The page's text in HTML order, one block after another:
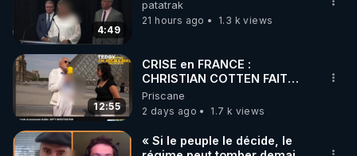
4:49
patatrak
21 hours ago
1.3 k views
12:55
CRISE en FRANCE :
CHRISTIAN COTTEN FAIT
une étrange découverte
Priscane
2 days ago
1.7 k views
« Si le peuple le décide, le